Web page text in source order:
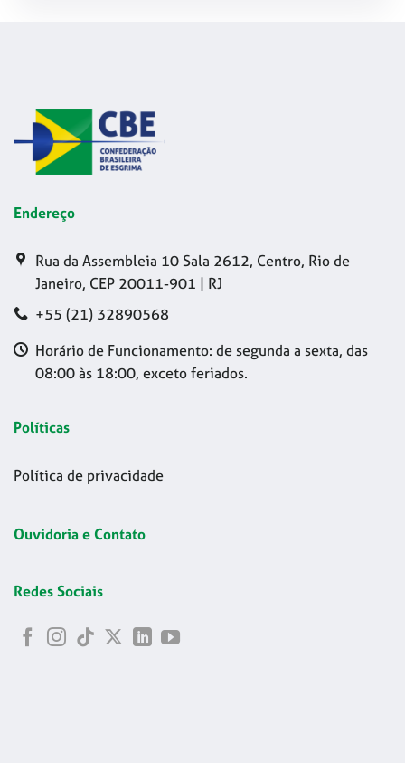
Endereço
Rua da Assembleia 10 Sala 2612, Centro, Rio de
Janeiro, CEP 20011-901 | RJ
+55 (21) 32890568
Horário de Funcionamento: de segunda a sexta, das
08:00 às 18:00, exceto feriados.
Políticas
Política de privacidade
Ouvidoria e Contato
Redes Sociais